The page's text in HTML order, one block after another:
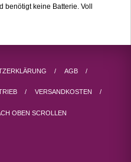
keine Batterie. Voll
AGB
VERSANDKOSTEN